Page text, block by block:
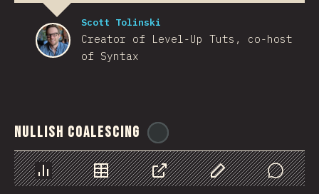
Scott Tolinski
Creator of Level-Up Tuts, co-host
of Syntax
Nullish Coalescing
Chart Data Share Customize Data
Comments